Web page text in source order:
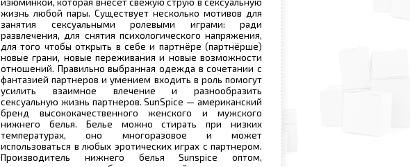
жизнь любой пары. Существует несколько мотивов для
занятия сексуальными ролевыми играми: ради
развлечения, для снятия психологического напряжения,
для того чтобы открыть в себе и партнёре (партнёрше)
новые грани, новые переживания и новые возможности
отношений. Правильно выбранная одежда в сочетании с
фантазией партнеров и умением входить в роль помогут
усилить взаимное влечение и разнообразить
сексуальную жизнь партнеров. SunSpice — американский
бренд высококачественного женского и мужского
нижнего белья. Белье можно стирать при низких
температурах, оно многоразовое и может
использоваться в любых эротических играх с партнером.
Производитель нижнего белья Sunspice оптом,